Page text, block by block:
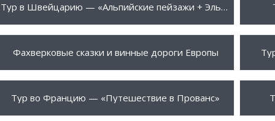
Тур в Швейцарию — «Альпийские пейзажи + Эльзас»
530 € ПОДРОБНЕЕ
Фахверковые сказки и винные дороги Европы 545
595 € ПОДРОБНЕЕ
Тур во Францию — «Путешествие в Прованс» 645